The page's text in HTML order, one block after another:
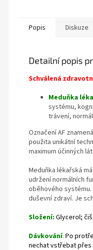
Popis Diskuze
Detailní popis
Schválená
Meduňka
systému,
trávení,
Označení AF
použita unikátní
maximum účinných
Meduňka lékařská
udržení normálních
oběhového
duševní zdraví. Je
Složení: Glycerol;
Dávkování: Po
nechat vstřebat přes